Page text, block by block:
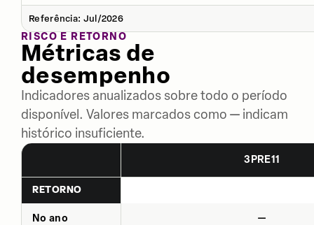
Referência: Jul/2026
RISCO E RETORNO
Métricas de
desempenho
Indicadores anualizados sobre todo o período
disponível. Valores marcados como — indicam
histórico insuficiente.
3PRE11
RETORNO
No ano —